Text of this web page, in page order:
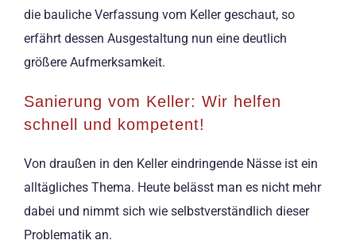
die bauliche Verfassung vom Keller geschaut, so
erfährt dessen Ausgestaltung nun eine deutlich
größere Aufmerksamkeit.
Sanierung vom Keller: Wir helfen
schnell und kompetent!
Von draußen in den Keller eindringende Nässe ist ein
alltägliches Thema. Heute belässt man es nicht mehr
dabei und nimmt sich wie selbstverständlich dieser
Problematik an.